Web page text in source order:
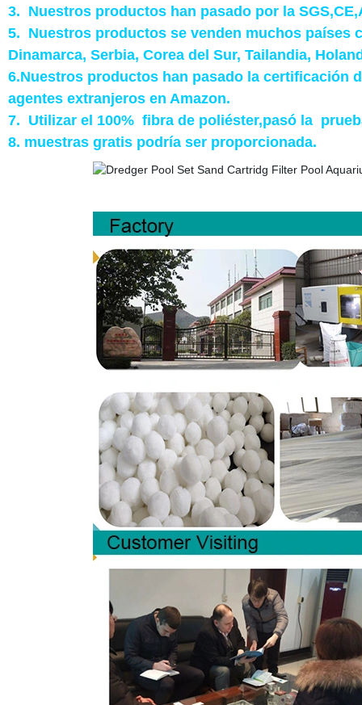
3. Nuestros productos han pasado por la
5. Nuestros productos se venden muchos países
Dinamarca, Serbia, Corea del Sur, Tailandia,
6.Nuestros productos han pasado la certificación
agentes extranjeros en Amazon.
7. Utilizar el 100% fibra de poliéster,pasó la
8. muestras gratis podría ser proporcionada.